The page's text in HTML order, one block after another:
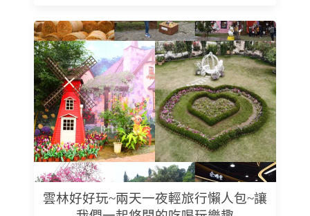
雲林好好玩~兩天一夜輕旅行懶人包~讓